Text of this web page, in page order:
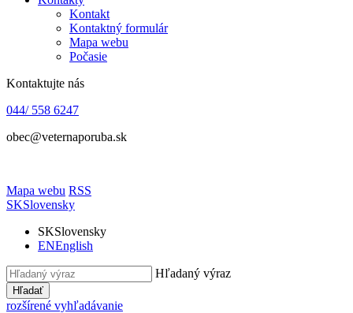
Kontakt
Kontaktný formulár
Mapa webu
Počasie
Kontaktujte nás
044/ 558 6247
obec@veternaporuba.sk
Mapa webu RSS
SKSlovensky
SKSlovensky
ENEnglish
Hľadaný výraz
Hľadať
rozšírené vyhľadávanie